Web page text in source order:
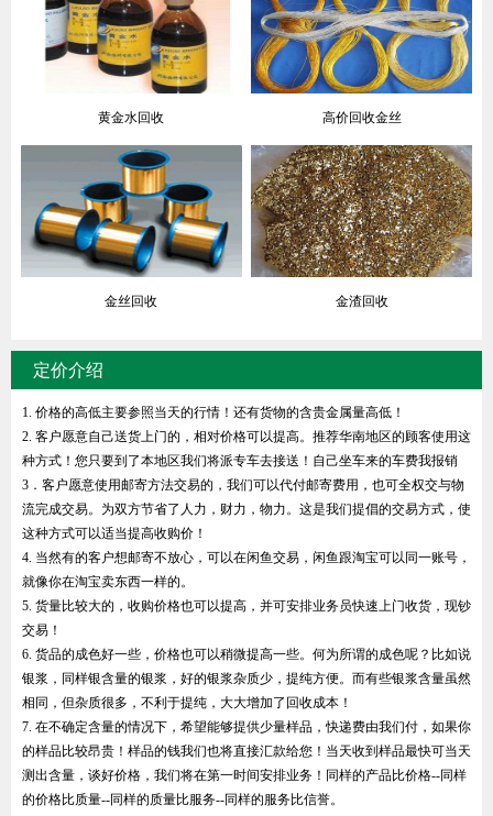
黄金水回收 高价回收金丝
金丝回收 金渣回收
定价介绍
1. 价格的高低主要参照当天的行情！还有货物的含贵金属量高低！
2. 客户愿意自己送货上门的，相对价格可以提高。推荐华南地区的顾客使用这
种方式！您只要到了本地区我们将派专车去接送！自己坐车来的车费我报销
3．客户愿意使用邮寄方法交易的，我们可以代付邮寄费用，也可全权交与物
流完成交易。为双方节省了人力，财力，物力。这是我们提倡的交易方式，使
这种方式可以适当提高收购价！
4. 当然有的客户想邮寄不放心，可以在闲鱼交易，闲鱼跟淘宝可以同一账号，
就像你在淘宝卖东西一样的。
5. 货量比较大的，收购价格也可以提高，并可安排业务员快速上门收货，现钞
交易！
6. 货品的成色好一些，价格也可以稍微提高一些。何为所谓的成色呢？比如说
银浆，同样银含量的银浆，好的银浆杂质少，提纯方便。而有些银浆含量虽然
相同，但杂质很多，不利于提纯，大大增加了回收成本！
7. 在不确定含量的情况下，希望能够提供少量样品，快递费由我们付，如果你
的样品比较昂贵！样品的钱我们也将直接汇款给您！当天收到样品最快可当天
测出含量，谈好价格，我们将在第一时间安排业务！同样的产品比价格--同样
的价格比质量--同样的质量比服务--同样的服务比信誉。